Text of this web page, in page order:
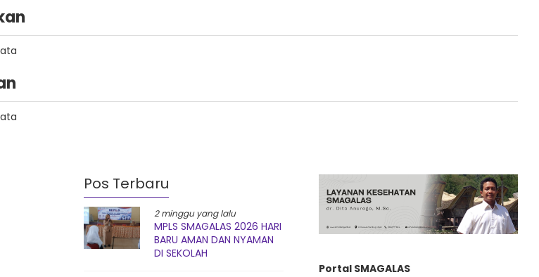
Pos Terbaru
2 minggu yang lalu
MPLS SMAGALAS 2026 HARI
BARU AMAN DAN NYAMAN
DI SEKOLAH
Portal SMAGALAS